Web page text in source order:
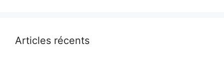
Articles récents